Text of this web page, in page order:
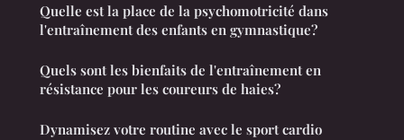
Quelle est la place de la psychomotricité dans
l'entraînement des enfants en gymnastique?
Quels sont les bienfaits de l'entraînement en
résistance pour les coureurs de haies?
Dynamisez votre routine avec le sport cardio